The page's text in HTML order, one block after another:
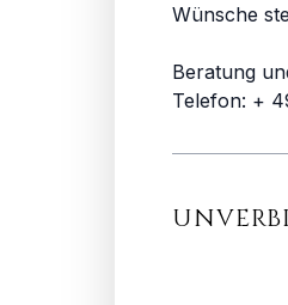
Wünsche
Beratung
Telefon: +